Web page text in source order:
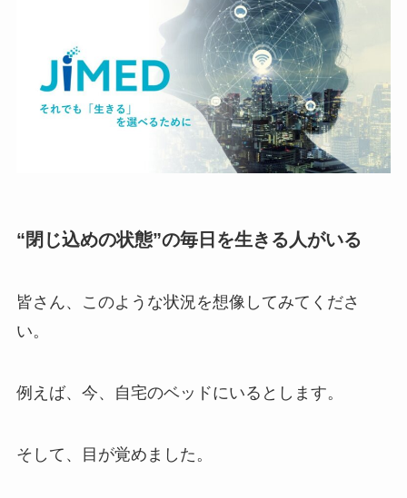
“閉じ込めの状態”の毎日を生きる人がいる
皆さん、このような状況を想像してみてくださ
い。
例えば、今、自宅のベッドにいるとします。
そして、目が覚めました。